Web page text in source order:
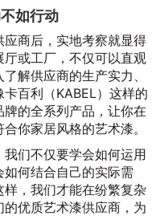
如行动
商后，实地考察就显得
或工厂，不仅可以直观
解供应商的生产实力、
百利（KABEL）这样的
的全系列产品，让你在
你家居风格的艺术漆。
们不仅要学会如何运用
何结合自己的实际需
，我们才能在纷繁复杂
优质艺术漆供应商，为